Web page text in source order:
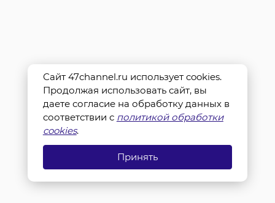
Сайт 47channel.ru использует cookies.
Продолжая использовать сайт, вы
даете согласие на обработку данных в
соответствии с политикой обработки
cookies.
Принять